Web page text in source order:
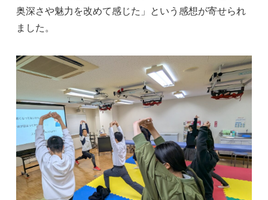
奥深さや魅力を改めて感じた」という感想が寄せられ
ました。